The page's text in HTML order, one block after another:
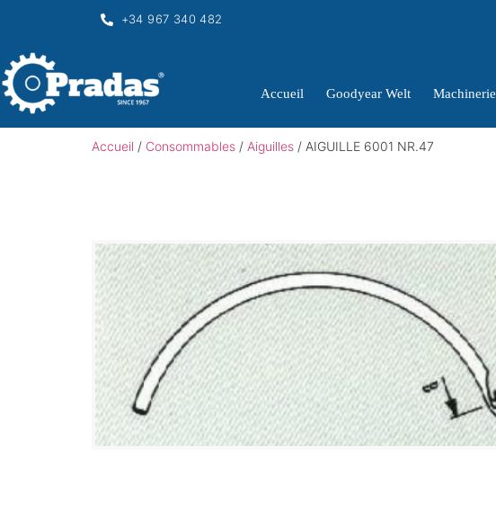
+34 967 340 482
Accueil Goodyear Welt Machinerie
Accueil / Consommables / Aiguilles / AIGUILLE 6001 NR.47